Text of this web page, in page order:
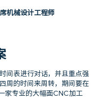
机械设计工程师
间表进行对话，并且重点强
周的时间来周转，期间要在
家专业的大幅面CNC加工